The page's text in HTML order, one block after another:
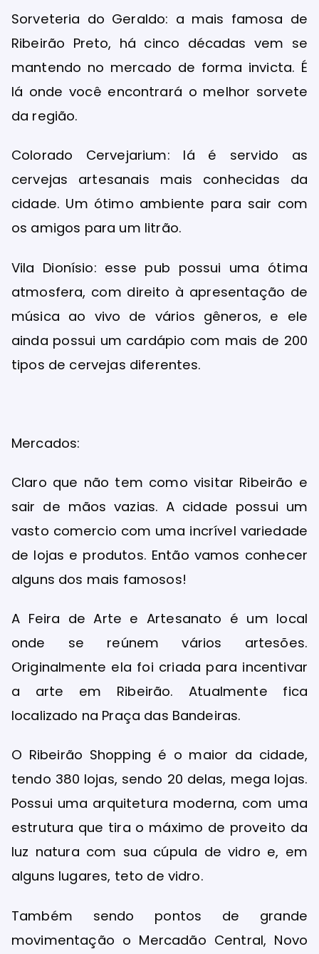
Sorveteria do Geraldo: a mais famosa de
Ribeirão Preto, há cinco décadas vem se
mantendo no mercado de forma invicta. É
lá onde você encontrará o melhor sorvete
da região.
Colorado Cervejarium: lá é servido as
cervejas artesanais mais conhecidas da
cidade. Um ótimo ambiente para sair com
os amigos para um litrão.
Vila Dionísio: esse pub possui uma ótima
atmosfera, com direito à apresentação de
música ao vivo de vários gêneros, e ele
ainda possui um cardápio com mais de 200
tipos de cervejas diferentes.
Mercados:
Claro que não tem como visitar Ribeirão e
sair de mãos vazias. A cidade possui um
vasto comercio com uma incrível variedade
de lojas e produtos. Então vamos conhecer
alguns dos mais famosos!
A Feira de Arte e Artesanato é um local
onde se reúnem vários artesões.
Originalmente ela foi criada para incentivar
a arte em Ribeirão. Atualmente fica
localizado na Praça das Bandeiras.
O Ribeirão Shopping é o maior da cidade,
tendo 380 lojas, sendo 20 delas, mega lojas.
Possui uma arquitetura moderna, com uma
estrutura que tira o máximo de proveito da
luz natura com sua cúpula de vidro e, em
alguns lugares, teto de vidro.
Também sendo pontos de grande
movimentação o Mercadão Central, Novo